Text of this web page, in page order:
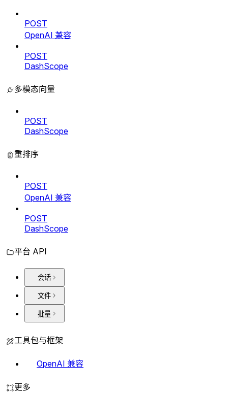
POST
OpenAI 兼容
POST
DashScope
多模态向量
POST
DashScope
重排序
POST
OpenAI 兼容
POST
DashScope
平台 API
会话
文件
批量
工具包与框架
OpenAI 兼容
更多